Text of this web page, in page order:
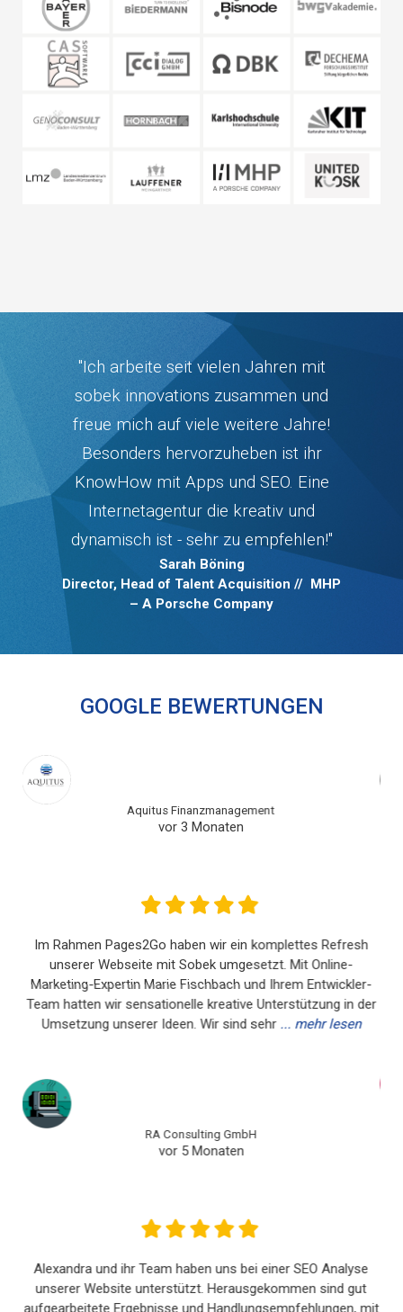
"Ich arbeite seit vielen Jahren mit
sobek innovations zusammen und
freue mich auf viele weitere Jahre!
Besonders hervorzuheben ist ihr
KnowHow mit Apps und SEO. Eine
Internetagentur die kreativ und
dynamisch ist - sehr zu empfehlen!"
Sarah Böning
Director, Head of Talent Acquisition // MHP
– A Porsche Company
GOOGLE BEWERTUNGEN
Stefan Metz - Filmproduktion
vor 7 Monaten
sobek innovations kümmern sich schnell und effektiv - auch
um kleinste Probleme!!! Und freundlich noch dazu. Bin sehr
begeistert und kann die Jungs (und Mädels?) unbedingt
weiter empfehlen !!!
vor 11 Monaten
nötig hat. Bei Christopher und co ist man(n) in guten
Händen. Super Beratung, toller Service, Webshop Expertise,
passt.